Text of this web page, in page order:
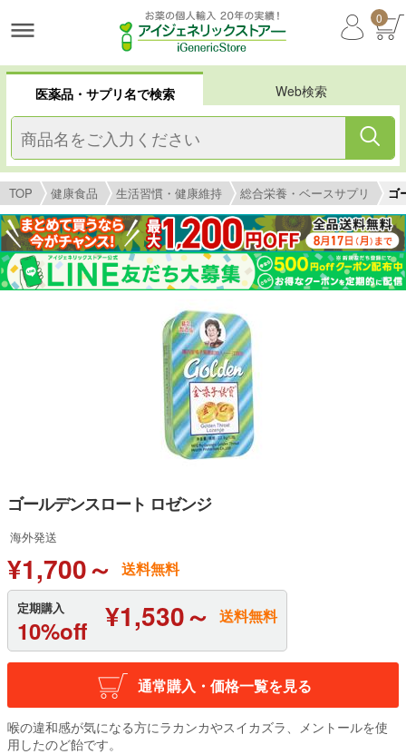
0
医薬品・サプリ名で検索 Web検索
TOP 健康食品 生活習慣・健康維持 総合栄養・ベースサプリ ゴ
ゴールデンスロート ロゼンジ
海外発送
¥1,700～ 送料無料
定期購入
10%off ¥1,530～ 送料無料
通常購入・価格一覧を見る
喉の違和感が気になる方にラカンカやスイカズラ、メントールを使
用したのど飴です。